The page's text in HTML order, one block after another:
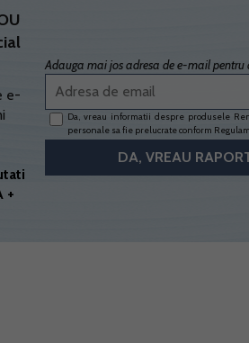
e-
+
Adauga mai jos adresa de e-mail
Da, vreau informatii despre produsele
personale sa fie prelucrate conform